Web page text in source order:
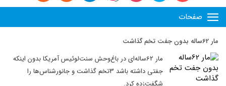
صفحات
مار 62ساله بدون جفت تخم گذاشت
‌مار 62ساله‌ای در باغ‌وحش سنت‌لوئیس آمریکا بدون اینکه
جفتی داشته باشد 3تخم گذاشت و جانورشناس‌ها را
شگفت‌زده کرد.